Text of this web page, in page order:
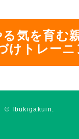
気を育む
けトレーニ
© Ibukigakuin.